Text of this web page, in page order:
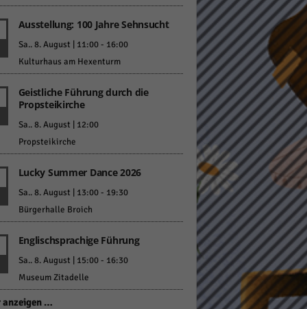
Ausstellung: 100 Jahre Sehnsucht
Sa.. 8. August | 11:00- 16:00
Kulturhaus am Hexenturm
Geistliche Führung durch die
Propsteikirche
Sa.. 8. August | 12:00
Propsteikirche
Lucky Summer Dance 2026
Sa.. 8. August | 13:00- 19:30
Bürgerhalle Broich
Englischsprachige Führung
Sa.. 8. August | 15:00- 16:30
Museum Zitadelle
anzeigen …
Zurück
Statistiken